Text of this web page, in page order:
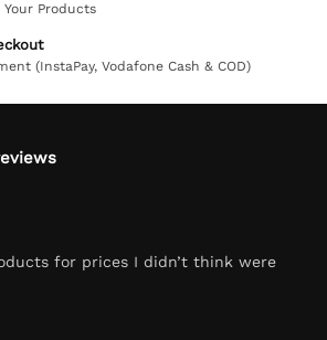
Your Products
(InstaPay, Vodafone Cash & COD)
for prices I didn’t think were